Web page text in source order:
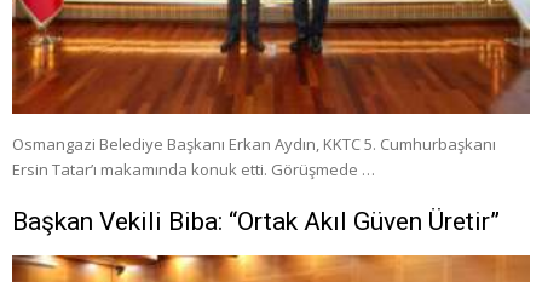
Osmangazi Belediye Başkanı Erkan Aydın, KKTC 5. Cumhurbaşkanı
Ersin Tatar’ı makamında konuk etti. Görüşmede …
Başkan Vekili Biba: “Ortak Akıl Güven Üretir”